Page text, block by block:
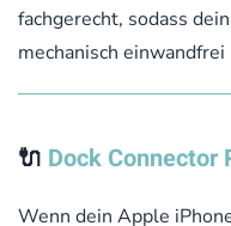
fachgerecht, sodass
mechanisch einwandfrei
🔌 Dock Connector
Wenn dein Apple